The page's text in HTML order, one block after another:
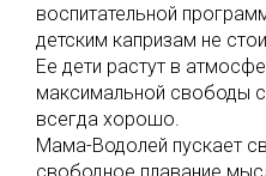
воспитательной
детским капризам не
Ее дети растут в
максимальной свободы
всегда хорошо.
Мама-Водолей пускает